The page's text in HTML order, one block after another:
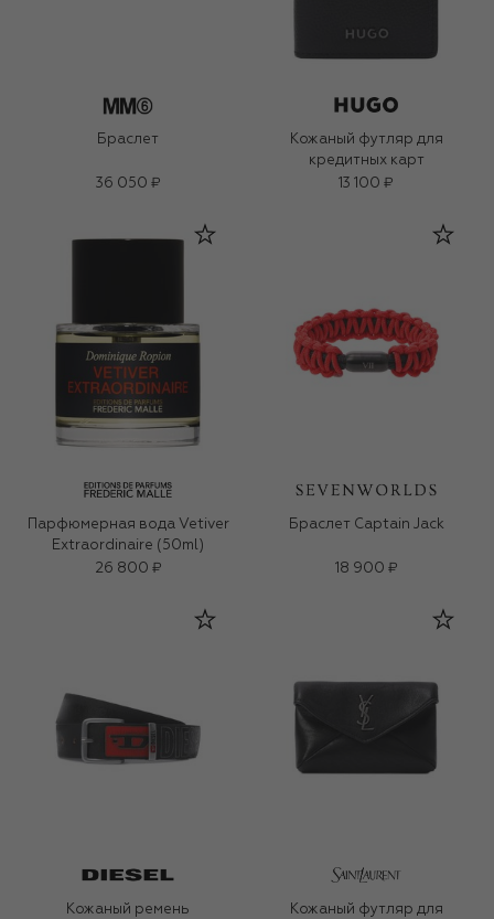
Браслет
36 050 ₽
Кожаный футляр для
кредитных карт
13 100 ₽
Парфюмерная вода Vetiver
Extraordinaire (50ml)
26 800 ₽
Браслет Captain Jack
18 900 ₽
Кожаный ремень
Кожаный футляр для